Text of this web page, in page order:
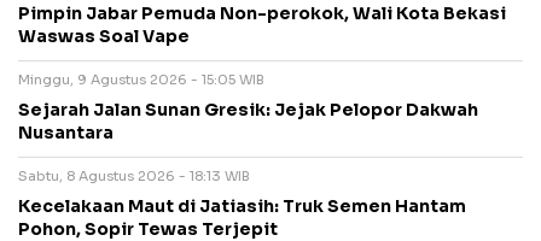
Pimpin Jabar Pemuda Non-perokok, Wali Kota Bekasi
Waswas Soal Vape
Minggu, 9 Agustus 2026 - 15:05 WIB
Sejarah Jalan Sunan Gresik: Jejak Pelopor Dakwah
Nusantara
Sabtu, 8 Agustus 2026 - 18:13 WIB
Kecelakaan Maut di Jatiasih: Truk Semen Hantam
Pohon, Sopir Tewas Terjepit